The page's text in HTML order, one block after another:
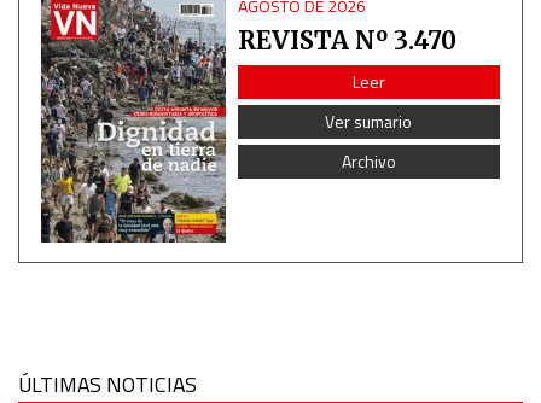
AGOSTO DE 2026
REVISTA Nº 3.470
Leer
Ver sumario
Archivo
ÚLTIMAS NOTICIAS